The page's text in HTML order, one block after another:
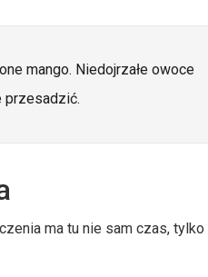
mango. Niedojrzałe owoce
przesadzić.
ma tu nie sam czas, tylko